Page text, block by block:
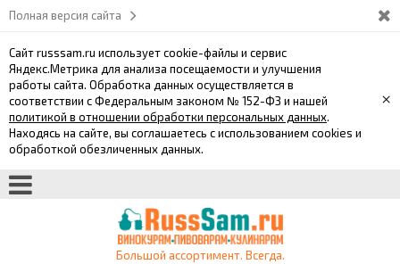
Полная версия сайта
Сайт russsam.ru использует cookie-файлы и сервис
Яндекс.Метрика для анализа посещаемости и улучшения
работы сайта. Обработка данных осуществляется в
соответствии с Федеральным законом № 152-ФЗ и нашей
политикой в отношении обработки персональных данных.
Находясь на сайте, вы соглашаетесь с использованием cookies и
обработкой обезличенных данных.
×
Большой ассортимент. Всегда.